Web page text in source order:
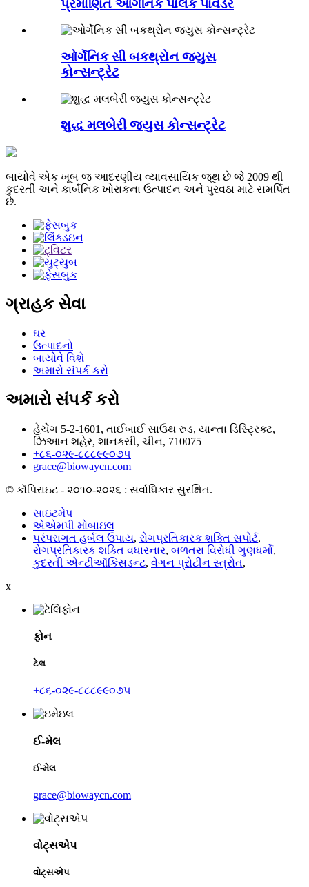
પ્રમાણિત ઓર્ગેનિક પાલક પાવડર
ઓર્ગેનિક સી બકથ્રોન જ્યુસ
કોન્સન્ટ્રેટ
શુદ્ધ મલબેરી જ્યુસ કોન્સન્ટ્રેટ
બાયોવે એક ખૂબ જ આદરણીય વ્યાવસાયિક જૂથ છે જે 2009 થી
કુદરતી અને કાર્બનિક ખોરાકના ઉત્પાદન અને પુરવઠા માટે સમર્પિત
છે.
ગ્રાહક સેવા
ઘર
ઉત્પાદનો
બાયોવે વિશે
અમારો સંપર્ક કરો
અમારો સંપર્ક કરો
હેચેંગ 5-2-1601, તાઈબાઈ સાઉથ રુડ, યાન્તા ડિસ્ટ્રિક્ટ,
ઝિઆન શહેર, શાનક્સી, ચીન, 710075
+૮૬-૦૨૯-૮૮૮૯૯૦૭૫
grace@biowaycn.com
© કૉપિરાઇટ - ૨૦૧૦-૨૦૨૬ : સર્વાધિકાર સુરક્ષિત.
સાઇટમેપ
એએમપી મોબાઇલ
પરંપરાગત હર્બલ ઉપાય, રોગપ્રતિકારક શક્તિ સપોર્ટ,
રોગપ્રતિકારક શક્તિ વધારનાર, બળતરા વિરોધી ગુણધર્મો,
કુદરતી એન્ટીઑકિસડન્ટ, વેગન પ્રોટીન સ્ત્રોત,
x
ફોન
ટેલ
+૮૬-૦૨૯-૮૮૮૯૯૦૭૫
ઈ-મેલ
ઈ-મેલ
grace@biowaycn.com
વોટ્સએપ
વોટ્સએપ